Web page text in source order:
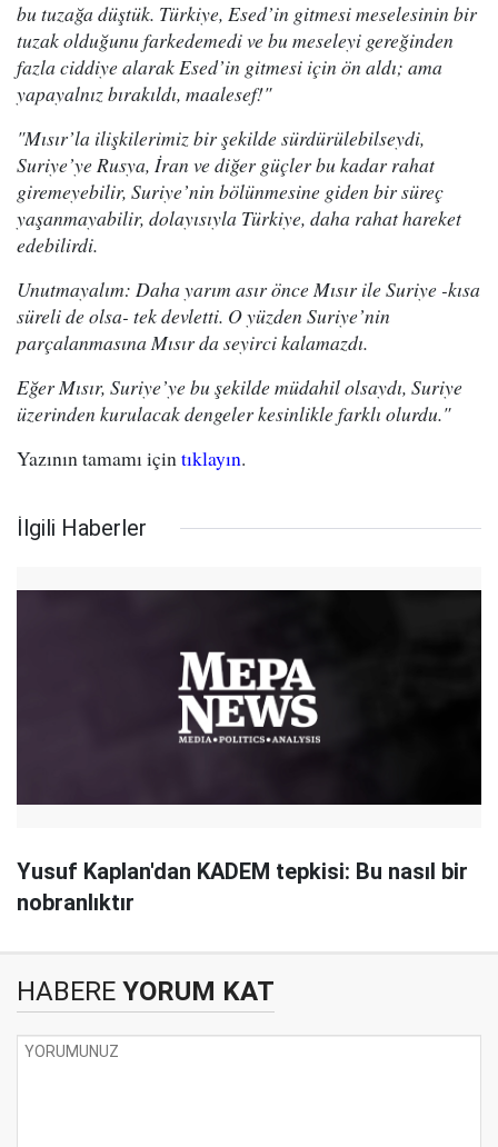
bu tuzağa düştük. Türkiye, Esed’in gitmesi meselesinin bir
tuzak olduğunu farkedemedi ve bu meseleyi gereğinden
fazla ciddiye alarak Esed’in gitmesi için ön aldı; ama
yapayalnız bırakıldı, maalesef!"
"Mısır’la ilişkilerimiz bir şekilde sürdürülebilseydi,
Suriye’ye Rusya, İran ve diğer güçler bu kadar rahat
giremeyebilir, Suriye’nin bölünmesine giden bir süreç
yaşanmayabilir, dolayısıyla Türkiye, daha rahat hareket
edebilirdi.
Unutmayalım: Daha yarım asır önce Mısır ile Suriye -kısa
süreli de olsa- tek devletti. O yüzden Suriye’nin
parçalanmasına Mısır da seyirci kalamazdı.
Eğer Mısır, Suriye’ye bu şekilde müdahil olsaydı, Suriye
üzerinden kurulacak dengeler kesinlikle farklı olurdu."
Yazının tamamı içintıklayın.
İlgili Haberler
Yusuf Kaplan'dan KADEM tepkisi: Bu nasıl bir
nobranlıktır
HABERE YORUM KAT